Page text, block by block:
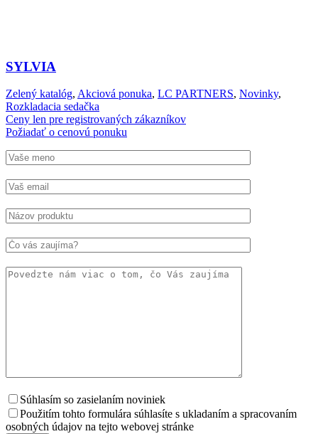
SYLVIA
Zelený katalóg, Akciová ponuka, LC PARTNERS, Novinky,
Rozkladacia sedačka
Ceny len pre registrovaných zákazníkov
Požiadať o cenovú ponuku
Súhlasím so zasielaním noviniek
Použitím tohto formulára súhlasíte s ukladaním a spracovaním
osobných údajov na tejto webovej stránke